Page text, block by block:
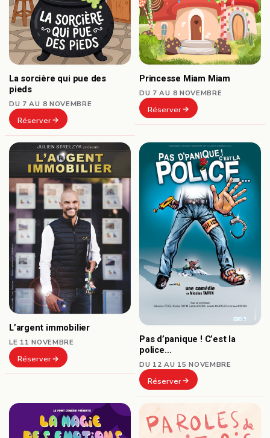
La sorcière qui pue des
pieds
DU 7 AU 8 NOVEMBRE
Réserver
Princesse Miam Miam
DU 7 AU 8 NOVEMBRE
Réserver
L’argent immobilier
LE 11 NOVEMBRE
Réserver
Pas d’panique ! C’est la
police…
DU 12 AU 15 NOVEMBRE
Réserver